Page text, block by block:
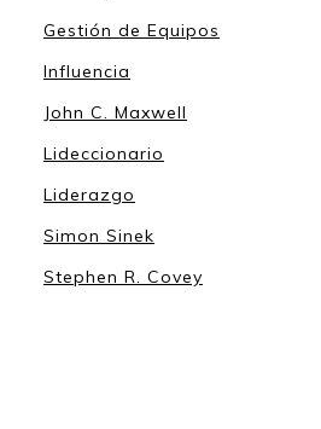
Gestión de Equipos
Influencia
John C. Maxwell
Lideccionario
Liderazgo
Simon Sinek
Stephen R. Covey